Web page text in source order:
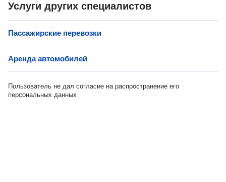
Услуги других специалистов
Пассажирские перевозки
Аренда автомобилей
Пользователь не дал согласие на распространение его
персональных данных